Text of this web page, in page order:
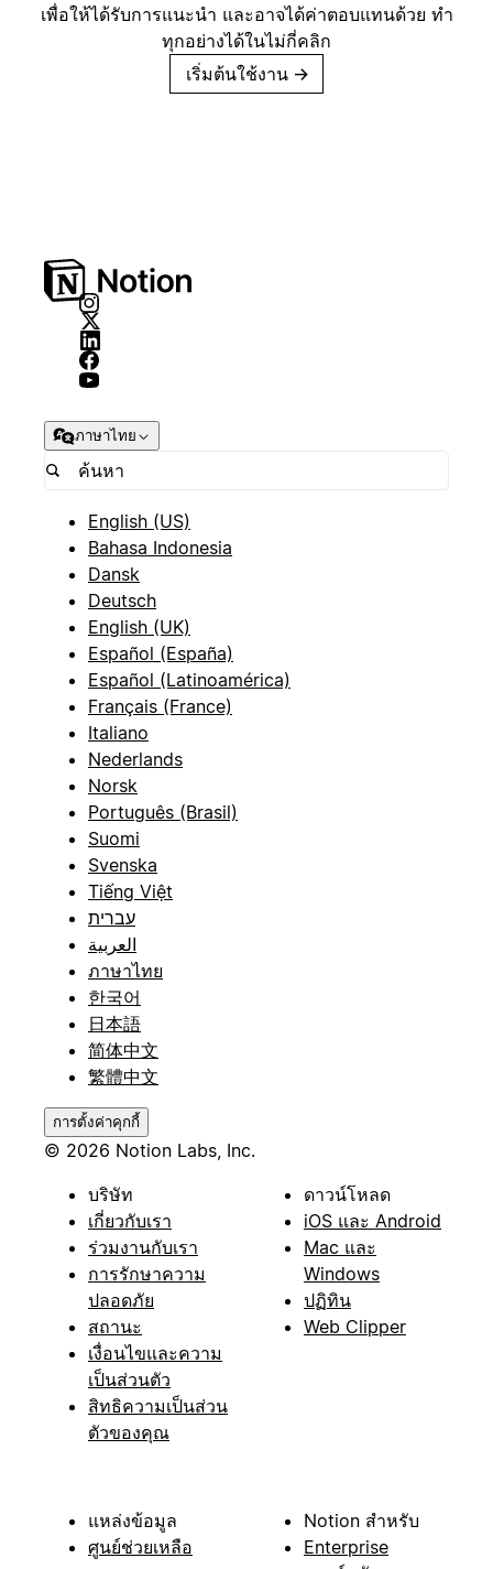
เพื่อให้ได้รับการแนะนำ และอาจได้ค่าตอบแทนด้วย ทำ
ทุกอย่างได้ในไม่กี่คลิก
เริ่มต้นใช้งาน →
ภาษาไทย
English (US)
Bahasa Indonesia
Dansk
Deutsch
English (UK)
Español (España)
Español (Latinoamérica)
Français (France)
Italiano
Nederlands
Norsk
Português (Brasil)
Suomi
Svenska
Tiếng Việt
עברית
العربية
ภาษาไทย
한국어
日本語
简体中文
繁體中文
การตั้งค่าคุกกี้
© 2026 Notion Labs, Inc.
บริษัท
เกี่ยวกับเรา
ร่วมงานกับเรา
การรักษาความ
ปลอดภัย
สถานะ
เงื่อนไขและความ
เป็นส่วนตัว
สิทธิความเป็นส่วน
ตัวของคุณ
ดาวน์โหลด
iOS และ Android
Mac และ
Windows
ปฏิทิน
Web Clipper
แหล่งข้อมูล
ศูนย์ช่วยเหลือ
Notion สำหรับ
Enterprise